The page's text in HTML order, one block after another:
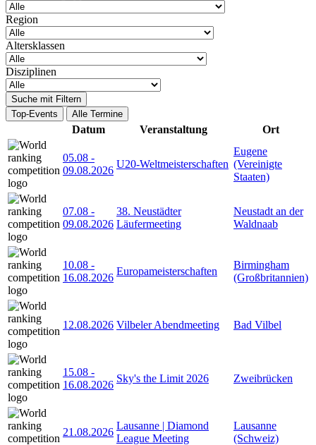
Region
Altersklassen
Disziplinen
Suche mit Filtern
Top-Events
Alle Termine
Datum Veranstaltung Ort
05.08 -
09.08.2026
U20-Weltmeisterschaften
Eugene
(Vereinigte
Staaten)
07.08 -
09.08.2026
38. Neustädter
Läufermeeting
Neustadt an der
Waldnaab
10.08 -
16.08.2026
Europameisterschaften
Birmingham
(Großbritannien)
12.08.2026 Vilbeler Abendmeeting Bad Vilbel
15.08 -
16.08.2026
Sky's the Limit 2026 Zweibrücken
21.08.2026
Lausanne | Diamond
League Meeting
Lausanne
(Schweiz)